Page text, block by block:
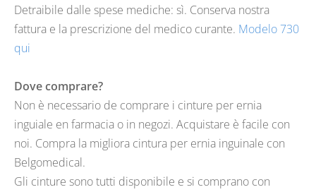
Detraibile dalle spese mediche: sì. Conserva nostra
fattura e la prescrizione del medico curante. Modelo 730
qui
Dove comprare?
Non è necessario de comprare i cinture per ernia
inguiale en farmacia o in negozi. Acquistare è facile con
noi. Compra la migliora cintura per ernia inguinale con
Belgomedical.
Gli cinture sono tutti disponibile e si comprano con